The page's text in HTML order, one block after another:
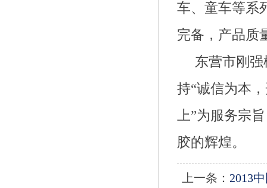
车、童车等系
完备，产品
东营市刚
持“诚信为本
上”为服务宗
胶的辉煌。
上一条： 2013